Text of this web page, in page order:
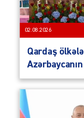
02.08.2026
Qardaş